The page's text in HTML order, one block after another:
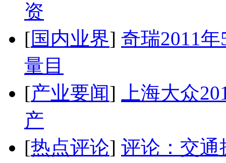
资
[国内业界] 奇瑞2011
量目
[产业要闻]
上海大众
产
[热点评论] 评论：交通